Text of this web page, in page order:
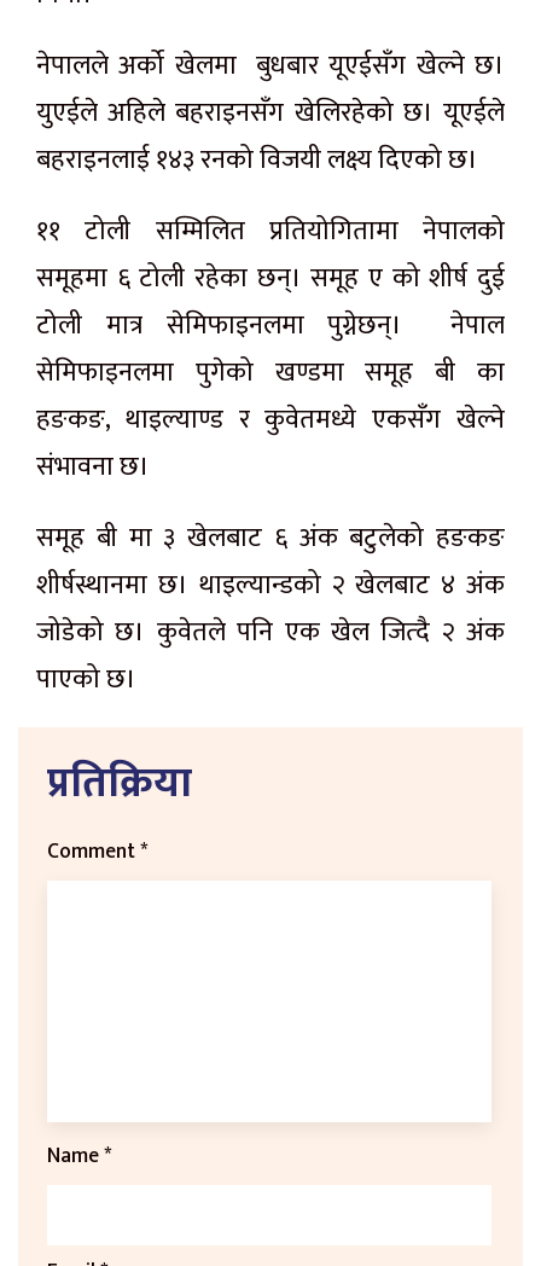
नेपालले अर्को खेलमा बुधबार यूएईसँग खेल्ने छ।
युएईले अहिले बहराइनसँग खेलिरहेको छ। यूएईले
बहराइनलाई १४३ रनको विजयी लक्ष्य दिएको छ।
११ टोली सम्मिलित प्रतियोगितामा नेपालको
समूहमा ६ टोली रहेका छन्। समूह ए को शीर्ष दुई
टोली मात्र सेमिफाइनलमा पुग्नेछन्। नेपाल
सेमिफाइनलमा पुगेको खण्डमा समूह बी का
हङकङ, थाइल्याण्ड र कुवेतमध्ये एकसँग खेल्ने
संभावना छ।
समूह बी मा ३ खेलबाट ६ अंक बटुलेको हङकङ
शीर्षस्थानमा छ। थाइल्यान्डको २ खेलबाट ४ अंक
जोडेको छ। कुवेतले पनि एक खेल जित्दै २ अंक
पाएको छ।
प्रतिक्रिया
Comment*
Name*